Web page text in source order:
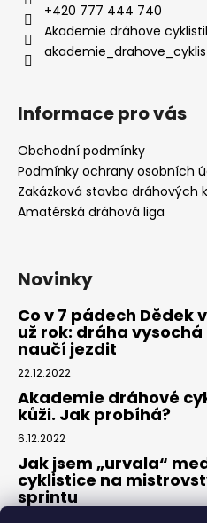
+420 777 444 740
Akademie dráhove
Informace pro vás
Obchodní podmínky
Podmínky ochrany osobních
Zakázková stavba dráhových
Amatérská dráhová liga
Novinky
Co v 7 pádech Dědek
už rok: dráha
naučí jezdit
22.12.2022
Akademie dráhové
kůži. Jak probíhá?
6.12.2022
Jak jsem „urvala“
cyklistice na
sprintu